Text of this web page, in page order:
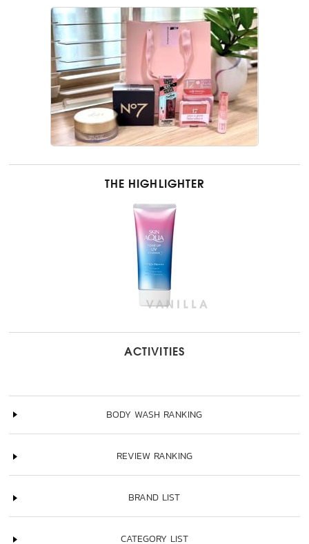
THE HIGHLIGHTER
ACTIVITIES
BODY WASH RANKING
REVIEW RANKING
BRAND LIST
CATEGORY LIST